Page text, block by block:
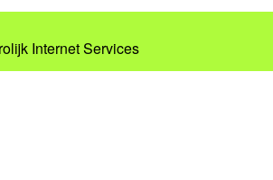
Internet Services